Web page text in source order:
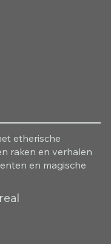
etherische
raken en verhalen
en magische